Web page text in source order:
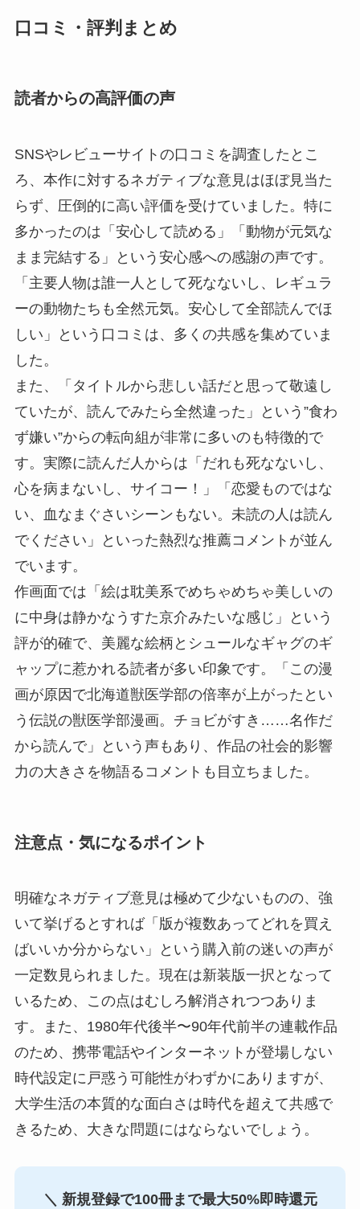
口コミ・評判まとめ
読者からの高評価の声
SNSやレビューサイトの口コミを調査したとこ
ろ、本作に対するネガティブな意見はほぼ見当た
らず、圧倒的に高い評価を受けていました。特に
多かったのは「安心して読める」「動物が元気な
まま完結する」という安心感への感謝の声です。
「主要人物は誰一人として死なないし、レギュラ
ーの動物たちも全然元気。安心して全部読んでほ
しい」という口コミは、多くの共感を集めていま
した。
また、「タイトルから悲しい話だと思って敬遠し
ていたが、読んでみたら全然違った」という”食わ
ず嫌い”からの転向組が非常に多いのも特徴的で
す。実際に読んだ人からは「だれも死なないし、
心を病まないし、サイコー！」「恋愛ものではな
い、血なまぐさいシーンもない。未読の人は読ん
でください」といった熱烈な推薦コメントが並ん
でいます。
作画面では「絵は耽美系でめちゃめちゃ美しいの
に中身は静かなうすた京介みたいな感じ」という
評が的確で、美麗な絵柄とシュールなギャグのギ
ャップに惹かれる読者が多い印象です。「この漫
画が原因で北海道獣医学部の倍率が上がったとい
う伝説の獣医学部漫画。チョビがすき……名作だ
から読んで」という声もあり、作品の社会的影響
力の大きさを物語るコメントも目立ちました。
注意点・気になるポイント
明確なネガティブ意見は極めて少ないものの、強
いて挙げるとすれば「版が複数あってどれを買え
ばいいか分からない」という購入前の迷いの声が
一定数見られました。現在は新装版一択となって
いるため、この点はむしろ解消されつつありま
す。また、1980年代後半〜90年代前半の連載作品
のため、携帯電話やインターネットが登場しない
時代設定に戸惑う可能性がわずかにありますが、
大学生活の本質的な面白さは時代を超えて共感で
きるため、大きな問題にはならないでしょう。
＼ 新規登録で100冊まで最大50%即時還元